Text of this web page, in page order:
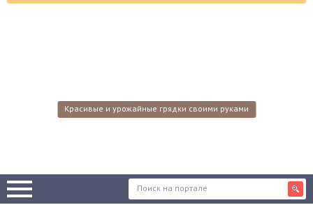
Красивые и урожайные грядки своими руками